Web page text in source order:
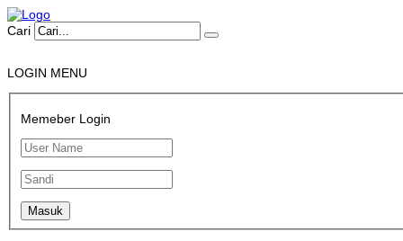
Cari
LOGIN MENU
Memeber Login